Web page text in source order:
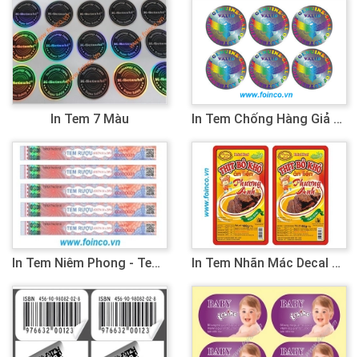
In Tem 7 Màu In Tem Chống Hàng Giả 7 Màu (hologram)
In Tem Niêm Phong - Tem Vỡ In Tem Nhãn Mác Decal Giấy